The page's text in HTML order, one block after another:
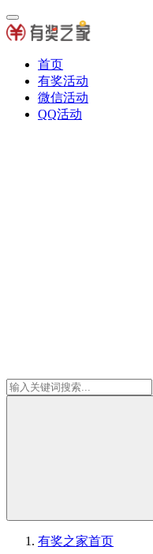
首页
有奖活动
微信活动
QQ活动
有奖之家首页